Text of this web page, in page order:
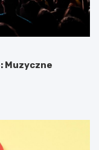
Muzyczne